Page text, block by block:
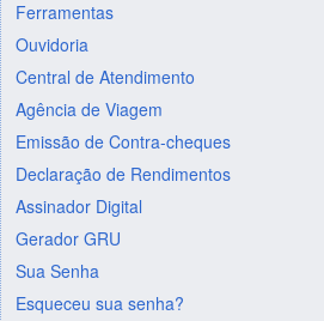
Ferramentas
Ouvidoria
Central de Atendimento
Agência de Viagem
Emissão de Contra-cheques
Declaração de Rendimentos
Assinador Digital
Gerador GRU
Sua Senha
Esqueceu sua senha?